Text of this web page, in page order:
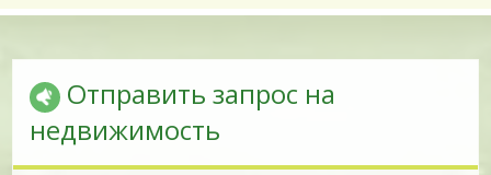
Отправить запрос на
недвижимость